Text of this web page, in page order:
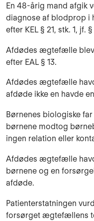
En 48-årig mand afgik
diagnose af blodprop i
efter KEL § 21, stk. 1, jf. §
Afdødes ægtefælle
efter EAL § 13.
Afdødes ægtefælle
afdøde ikke en havde
Børnenes biologiske
børnene modtog
ingen relation eller
Afdødes ægtefælle
børnene og en
afdøde.
Patienterstatningen
forsørget ægtefællens